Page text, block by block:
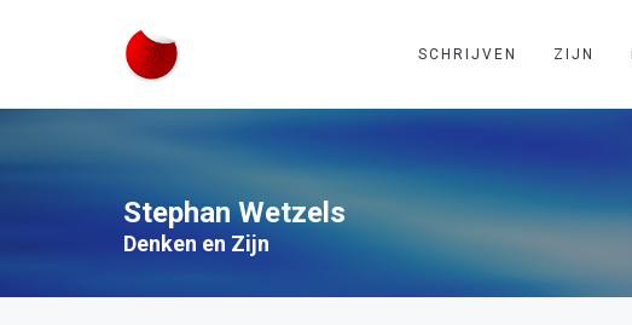
SCHRIJVEN ZIJN
Stephan Wetzels
Denken en Zijn